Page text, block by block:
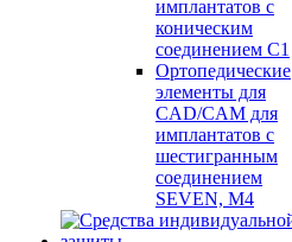
имплантатов с
коническим
соединением С1
Ортопедические
элементы для
CAD/CAM для
имплантатов с
шестигранным
соединением
SEVEN, М4